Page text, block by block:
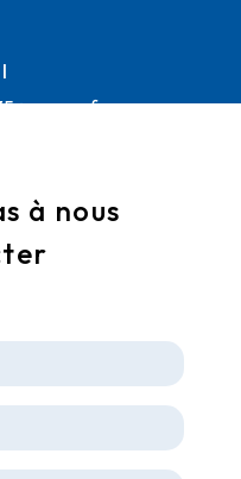
à nous